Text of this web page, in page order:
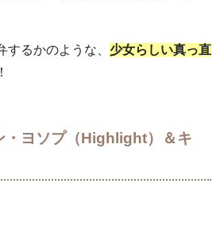
するかのような、 少女らしい真っ直
ヨソプ（Highlight）＆キ